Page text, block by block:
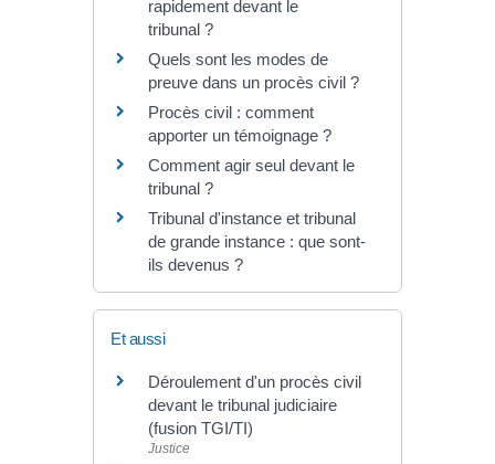
rapidement devant le
tribunal ?
Quels sont les modes de
preuve dans un procès civil ?
Procès civil : comment
apporter un témoignage ?
Comment agir seul devant le
tribunal ?
Tribunal d'instance et tribunal
de grande instance : que sont-
ils devenus ?
Et aussi
Déroulement d'un procès civil
devant le tribunal judiciaire
(fusion TGI/TI)
Justice